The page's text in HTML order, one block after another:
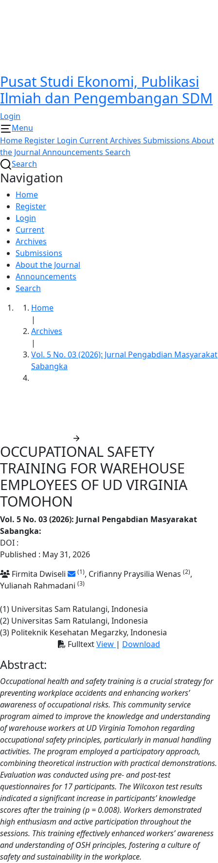
Pusat Studi Ekonomi, Publikasi
Ilmiah dan Pengembangan SDM
Login
Menu
Home Register Login CurrentArchives Submissions About
the Journal Announcements Search
Search
Navigation
Home
Register
Login
Current
Archives
Submissions
About the Journal
Announcements
Search
Home
|
Archives
|
Vol. 5 No. 03 (2026): Jurnal Pengabdian Masyarakat
Sabangka
OCCUPATIONAL SAFETY
TRAINING FOR WAREHOUSE
EMPLOYEES OF UD VIRGINIA
TOMOHON
Vol. 5 No. 03 (2026): Jurnal Pengabdian Masyarakat
Sabangka:
DOI :
Published : May 31, 2026
Firmita Dwiseli
(1), Crifianny Praysilia Wenas (2),
Yulianah Rahmadani (3)
(1) Universitas Sam Ratulangi, Indonesia
(2) Universitas Sam Ratulangi, Indonesia
(3) Politeknik Kesehatan Megarzky, Indonesia
FulltextView | Download
Abstract:
Occupational health and safety training is a crucial strategy for
preventing workplace accidents and enhancing workers’
awareness of occupational risks. This community service
program aimed to improve the knowledge and understanding
of warehouse workers at UD Virginia Tomohon regarding
occupational safety principles, particularly in manual handling
activities. The program employed a participatory approach,
combining theoretical instruction with practical demonstrations.
Evaluation was conducted using pre- and post-test
questionnaires for 17 participants. The Wilcoxon test results
indicated a significant increase in participants’ knowledge
scores after the training (p = 0.008). Workers demonstrated
high enthusiasm and active participation throughout the
sessions. This training effectively enhanced workers’ awareness
and understanding of OSH principles, fostering a culture of
safety and sustainability in the workplace.